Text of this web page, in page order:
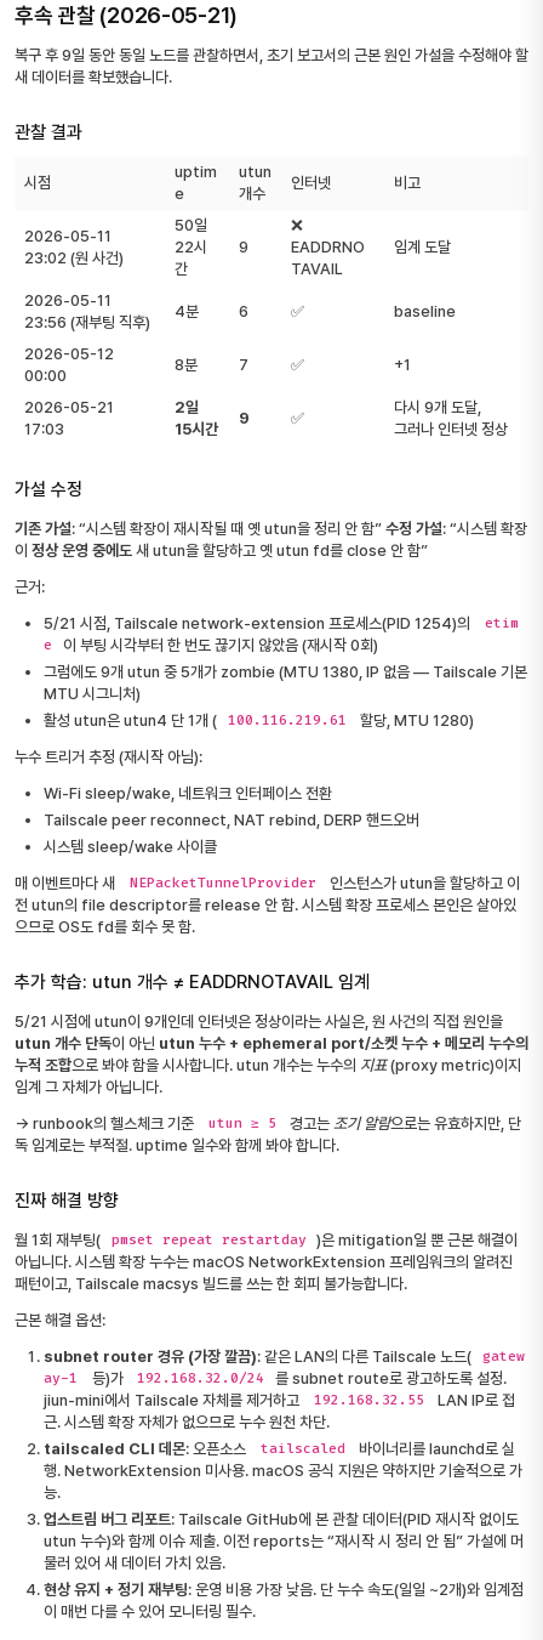
후속 관찰 (2026-05-21)
복구 후 9일 동안 동일 노드를 관찰하면서, 초기 보고서의 근본 원인 가설을 수정해야 할
새 데이터를 확보했습니다.
관찰 결과
시점
uptim
e
utun
개수
인터넷 비고
2026-05-11
23:02 (원 사건)
50일
22시
간
9
❌
EADDRNO
TAVAIL
임계 도달
2026-05-11
23:56 (재부팅 직후)
4분 6 ✅ baseline
2026-05-12
00:00
8분 7 ✅ +1
2026-05-21
17:03
2일
15시간
9 ✅
다시 9개 도달,
그러나 인터넷 정상
가설 수정
기존 가설: “시스템 확장이 재시작될 때 옛 utun을 정리 안 함” 수정 가설: “시스템 확장
이 정상 운영 중에도 새 utun을 할당하고 옛 utun fd를 close 안 함”
근거:
5/21 시점, Tailscale network-extension 프로세스(PID 1254)의
etim
e
이 부팅 시각부터 한 번도 끊기지 않았음 (재시작 0회)
그럼에도 9개 utun 중 5개가 zombie (MTU 1380, IP 없음 — Tailscale 기본
MTU 시그니처)
활성 utun은 utun4 단 1개 ( 100.116.219.61
할당, MTU 1280)
누수 트리거 추정 (재시작 아님):
Wi-Fi sleep/wake, 네트워크 인터페이스 전환
Tailscale peer reconnect, NAT rebind, DERP 핸드오버
시스템 sleep/wake 사이클
매 이벤트마다 새
NEPacketTunnelProvider
인스턴스가 utun을 할당하고 이
전 utun의 file descriptor를 release 안 함. 시스템 확장 프로세스 본인은 살아있
으므로 OS도 fd를 회수 못 함.
추가 학습: utun 개수 ≠ EADDRNOTAVAIL 임계
5/21 시점에 utun이 9개인데 인터넷은 정상이라는 사실은, 원 사건의 직접 원인을
utun 개수 단독이 아닌 utun 누수 + ephemeral port/소켓 누수 + 메모리 누수의
누적 조합으로 봐야 함을 시사합니다. utun 개수는 누수의 지표(proxy metric)이지
임계 그 자체가 아닙니다.
→ runbook의 헬스체크 기준
utun ≥ 5 경고는 조기 알람으로는 유효하지만, 단
독 임계로는 부적절. uptime 일수와 함께 봐야 합니다.
진짜 해결 방향
월 1회 재부팅( pmset repeat restartday
)은 mitigation일 뿐 근본 해결이
아닙니다. 시스템 확장 누수는 macOS NetworkExtension 프레임워크의 알려진
패턴이고, Tailscale macsys 빌드를 쓰는 한 회피 불가능합니다.
근본 해결 옵션:
subnet router 경유 (가장 깔끔): 같은 LAN의 다른 Tailscale 노드( gatew
ay-1
등)가 192.168.32.0/24
를 subnet route로 광고하도록 설정.
jiun-mini에서 Tailscale 자체를 제거하고
192.168.32.55
LAN IP로 접
근. 시스템 확장 자체가 없으므로 누수 원천 차단.
tailscaled CLI 데몬: 오픈소스 tailscaled
바이너리를 launchd로 실
행. NetworkExtension 미사용. macOS 공식 지원은 약하지만 기술적으로 가
능.
업스트림 버그 리포트: Tailscale GitHub에 본 관찰 데이터(PID 재시작 없이도
utun 누수)와 함께 이슈 제출. 이전 reports는 “재시작 시 정리 안 됨” 가설에 머
물러 있어 새 데이터 가치 있음.
현상 유지 + 정기 재부팅: 운영 비용 가장 낮음. 단 누수 속도(일일 ~2개)와 임계점
이 매번 다를 수 있어 모니터링 필수.